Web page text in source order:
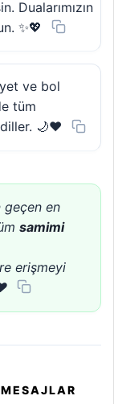
Dualarımızın
✨💖
ve bol
tüm
🌙❤️
geçen en
samimi
erişmeyi